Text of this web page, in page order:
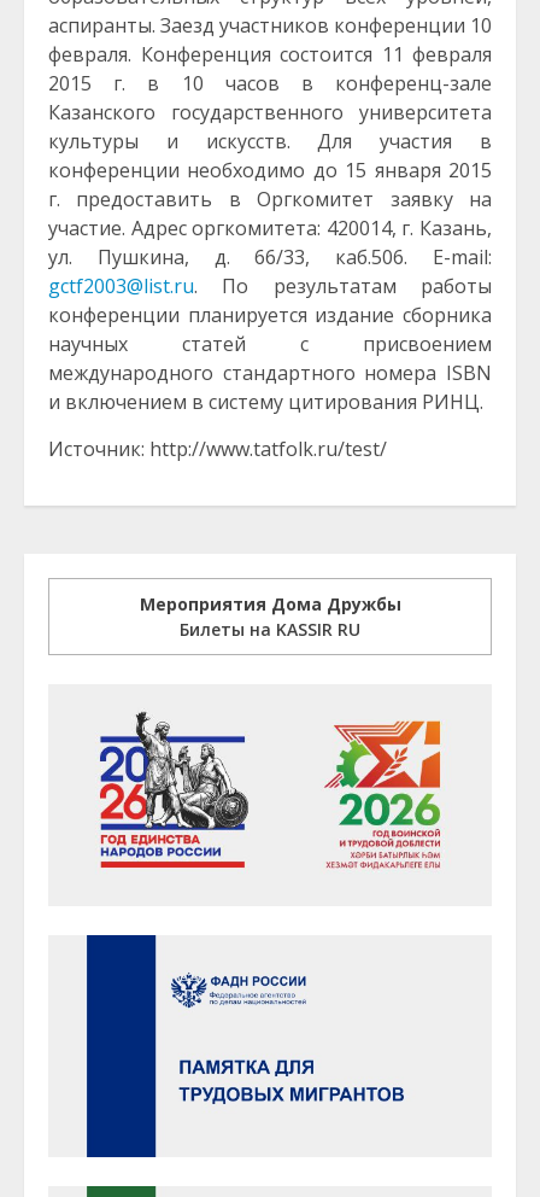
аспиранты. Заезд участников конференции 10
февраля. Конференция состоится 11 февраля
2015 г. в 10 часов в конференц-зале
Казанского государственного университета
культуры и искусств. Для участия в
конференции необходимо до 15 января 2015
г. предоставить в Оргкомитет заявку на
участие. Адрес оргкомитета: 420014, г. Казань,
ул. Пушкина, д. 66/33, каб.506. Е-mail:
gctf2003@list.ru. По результатам работы
конференции планируется издание сборника
научных статей с присвоением
международного стандартного номера ISBN
и включением в систему цитирования РИНЦ.
Источник: http://www.tatfolk.ru/test/
Мероприятия Дома Дружбы
Билеты на KASSIR RU